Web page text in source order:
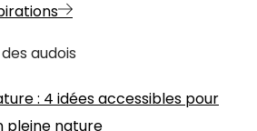
audois
: 4 idées accessibles pour
pleine nature